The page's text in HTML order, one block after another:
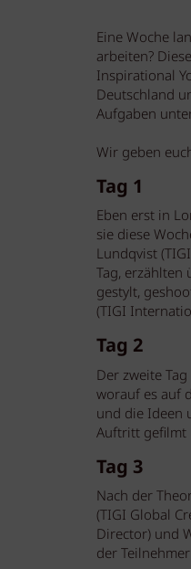
Eine Woche
arbeiten?
Inspirational
Deutschland
Aufgaben
Wir geben
Tag 1
Eben erst in
sie diese
Lundqvist
Tag, erzählten
gestylt,
(TIGI
Tag 2
Der zweite
worauf es auf
und die Ideen
Auftritt gefilmt
Tag 3
Nach der
(TIGI Global
Director) und
der